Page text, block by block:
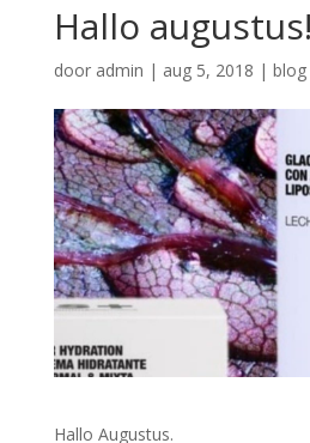
Hallo augustus!
door admin | aug 5, 2018 | blog
Hallo Augustus.